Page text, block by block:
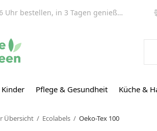
Pflege & Gesundheit Küche &
Uhr bestellen, in 3 Tagen genießen (EU)!
Übersicht Ecolabels Oeko-Tex 100